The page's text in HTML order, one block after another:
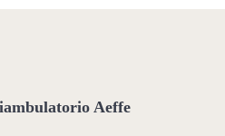
Aeffe